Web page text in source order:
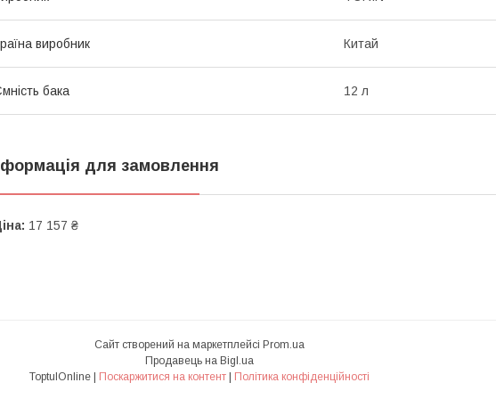
виробник Китай
бака 12 л
для замовлення
17 157 ₴
Сайт створений на маркетплейсі Prom.ua
Продавець на Bigl.ua
ToptulOnline | Поскаржитися на контент | Політика конфіденційності